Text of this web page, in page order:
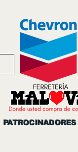
PATROCINADORES